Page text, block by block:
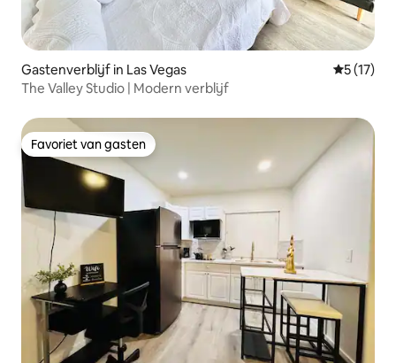
Gastenverblijf in Las Vegas
5 (17)
The Valley Studio | Modern verblijf
Favoriet van gasten
Favoriet van gasten